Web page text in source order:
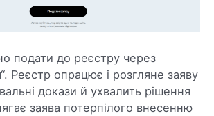
подати до реєстру через
Реєстр опрацює і розгляне заяву
докази й ухвалить рішення
заява потерпілого внесенню